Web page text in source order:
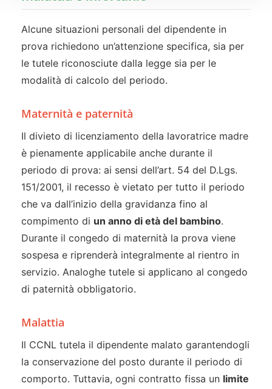
Alcune situazioni personali del dipendente in
prova richiedono un’attenzione specifica, sia per
le tutele riconosciute dalla legge sia per le
modalità di calcolo del periodo.
Maternità e paternità
Il divieto di licenziamento della lavoratrice madre
è pienamente applicabile anche durante il
periodo di prova: ai sensi dell’art. 54 del D.Lgs.
151/2001, il recesso è vietato per tutto il periodo
che va dall’inizio della gravidanza fino al
compimento di un anno di età del bambino.
Durante il congedo di maternità la prova viene
sospesa e riprenderà integralmente al rientro in
servizio. Analoghe tutele si applicano al congedo
di paternità obbligatorio.
Malattia
Il CCNL tutela il dipendente malato garantendogli
la conservazione del posto durante il periodo di
comporto. Tuttavia, ogni contratto fissa un limite